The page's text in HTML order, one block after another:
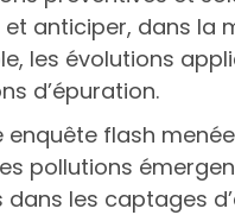
anticiper, dans la
les évolutions
d’épuration.
enquête flash
pollutions
dans les captages